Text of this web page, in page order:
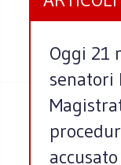
Oggi 21
senatori